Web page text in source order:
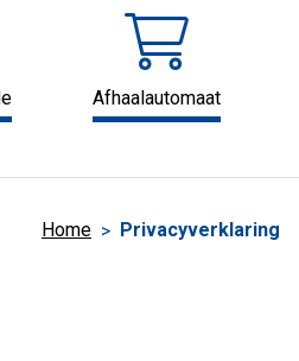
Afhaalautomaat
Home Privacyverklaring